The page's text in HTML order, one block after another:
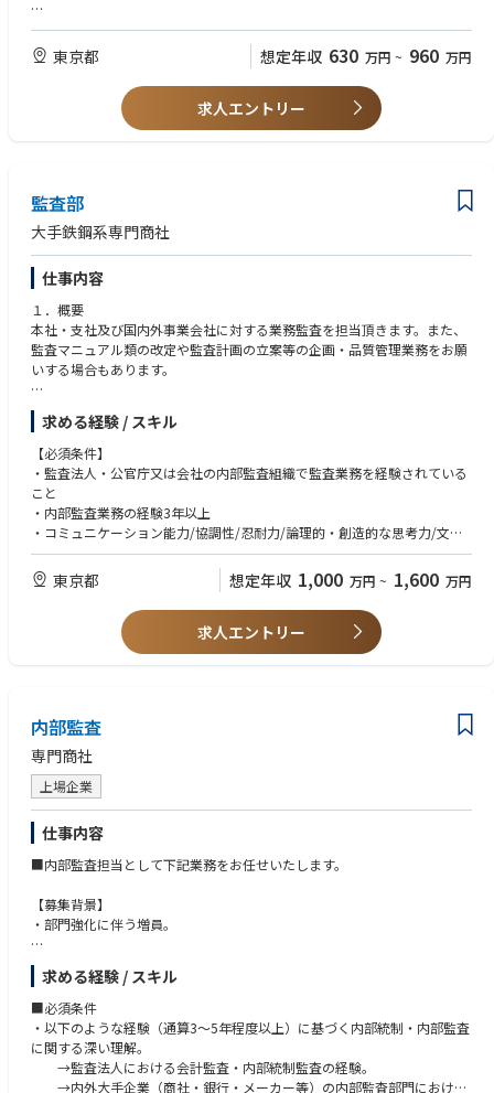
■歓迎要件：
・内部通報制度の相談対応経験（ハラスメント相談等）
・上場企業での法務実務経験
・法務以外の隣接領域（税務・会計・監査・情報システム・人事労務等）
東京都 想定年収 630 万円 ~ 960 万円
求人エントリー
監査部
大手鉄鋼系専門商社
仕事内容
１．概要
本社・支社及び国内外事業会社に対する業務監査を担当頂きます。また、
監査マニュアル類の改定や監査計画の立案等の企画・品質管理業務をお願
いする場合もあります。
２．具体的な業務内容
監査先の業務運営(株主総会・取締役会運営等の経営統括業務、コンプライ
アンス関連業務、取引関連業務、財務経理、人事・総務、ITセキュリティ
等)を網羅的に点検し、リスク管理の状況に応じて改善提言します。
また、リスクの濃淡に応じた取組みとしてテーマ監査も実施します。尚、
国内外事業会社には工場設備を保有している先が多く、工場監査の視点も
必要となります。当方監査マニュアル類に基づき監査先資料の読込みや現
行いますが、監査実施時は2～4名程度の監査班を組成しますので、その一
員として海外を含め1～2週間程度の往査出張をお願いします。
求める経験 / スキル
【必須条件】
・監査法人・公官庁又は会社の内部監査組織で監査業務を経験されている
こと
・内部監査業務の経験3年以上
・コミュニケーション能力/協調性/忍耐力/論理的・創造的な思考力/文章
力があること
【歓迎条件】
・CIA、CPA等の資格保有
・TOEIC730点以上
東京都 想定年収 1,000 万円 ~ 1,600 万円
求人エントリー
内部監査
専門商社
上場企業
仕事内容
■内部監査担当として下記業務をお任せいたします。
【募集背景】
・部門強化に伴う増員。
【職務概要】
・同社各部門および各業務に対する内部監査、内部統制をお任せいたしま
す。
（1）業務監査対応
・中期・年度監査計画および監査実施計画策定
・監査実施の報告
求める経験 / スキル
■必須条件
・以下のような経験（通算3〜5年程度以上）に基づく内部統制・内部監査
に関する深い理解。
→監査法人における会計監査・内部統制監査の経験。
→内外大手企業（商社・銀行・メーカー等）の内部監査部門における